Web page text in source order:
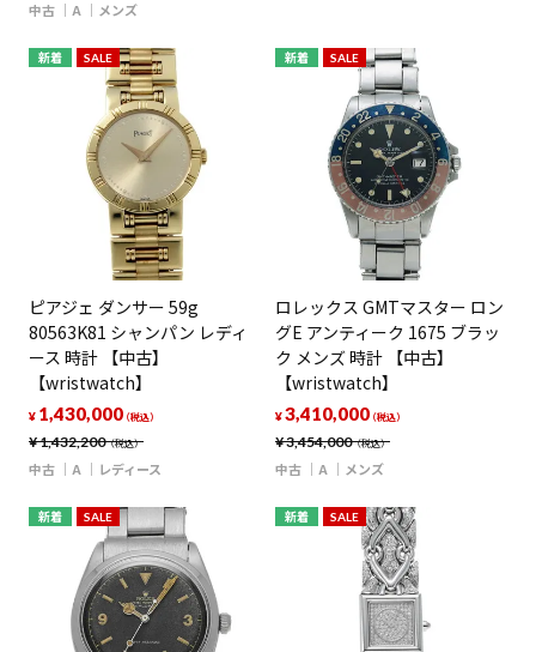
中古 A メンズ
新着 SALE
ピアジェ ダンサー 59g
80563K81 シャンパン レディ
ース 時計 【中古】
【wristwatch】
¥1,432,200（税込）
¥ 1,430,000（税込）
中古 A レディース
新着 SALE
ロレックス GMTマスター ロン
グE アンティーク 1675 ブラッ
ク メンズ 時計 【中古】
【wristwatch】
¥3,454,000（税込）
¥3,410,000（税込）
中古 A メンズ
新着 SALE 新着 SALE